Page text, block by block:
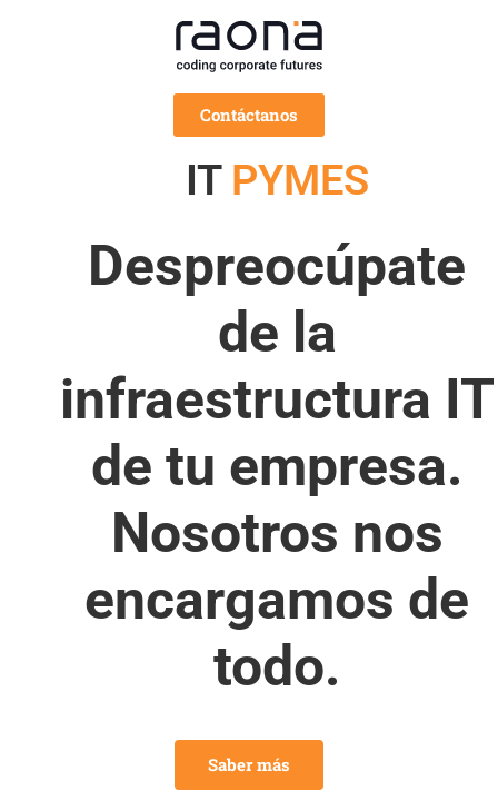
Contáctanos
IT PYMES
Despreocúpate
de la
infraestructura IT
de tu empresa.
Nosotros nos
encargamos de
todo.
Saber más